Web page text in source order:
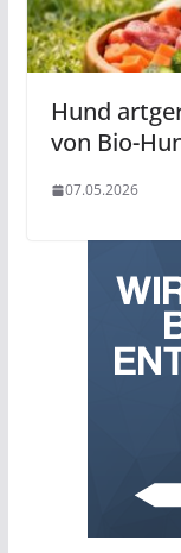
Hund
von Bio-
07.05.2026